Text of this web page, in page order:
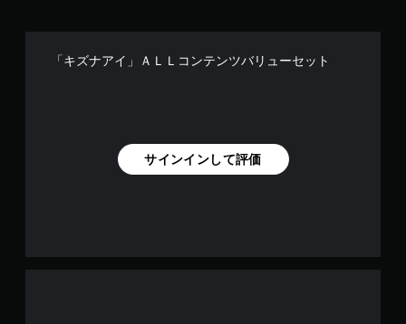
「キズナアイ」ＡＬＬコンテンツバリューセット
サインインして評価